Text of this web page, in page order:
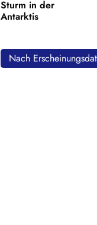
Sturm in der
Antarktis
Nach